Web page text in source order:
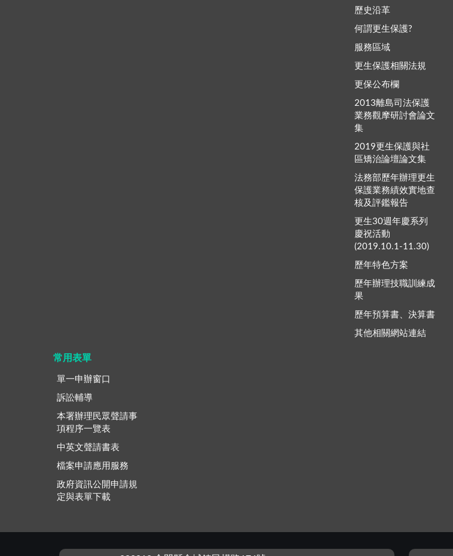
歷史沿革
何謂更生保護?
服務區域
更生保護相關法規
更保公布欄
2013離島司法保護
業務觀摩研討會論文
集
2019更生保護與社
區矯治論壇論文集
法務部歷年辦理更生
保護業務績效實地查
核及評鑑報告
更生30週年慶系列
慶祝活動
(2019.10.1-11.30)
歷年特色方案
歷年辦理技職訓練成
果
歷年預算書、決算書
其他相關網站連結
常用表單
單一申辦窗口
訴訟輔導
本署辦理民眾聲請事
項程序一覽表
中英文聲請書表
檔案申請應用服務
政府資訊公開申請規
定與表單下載